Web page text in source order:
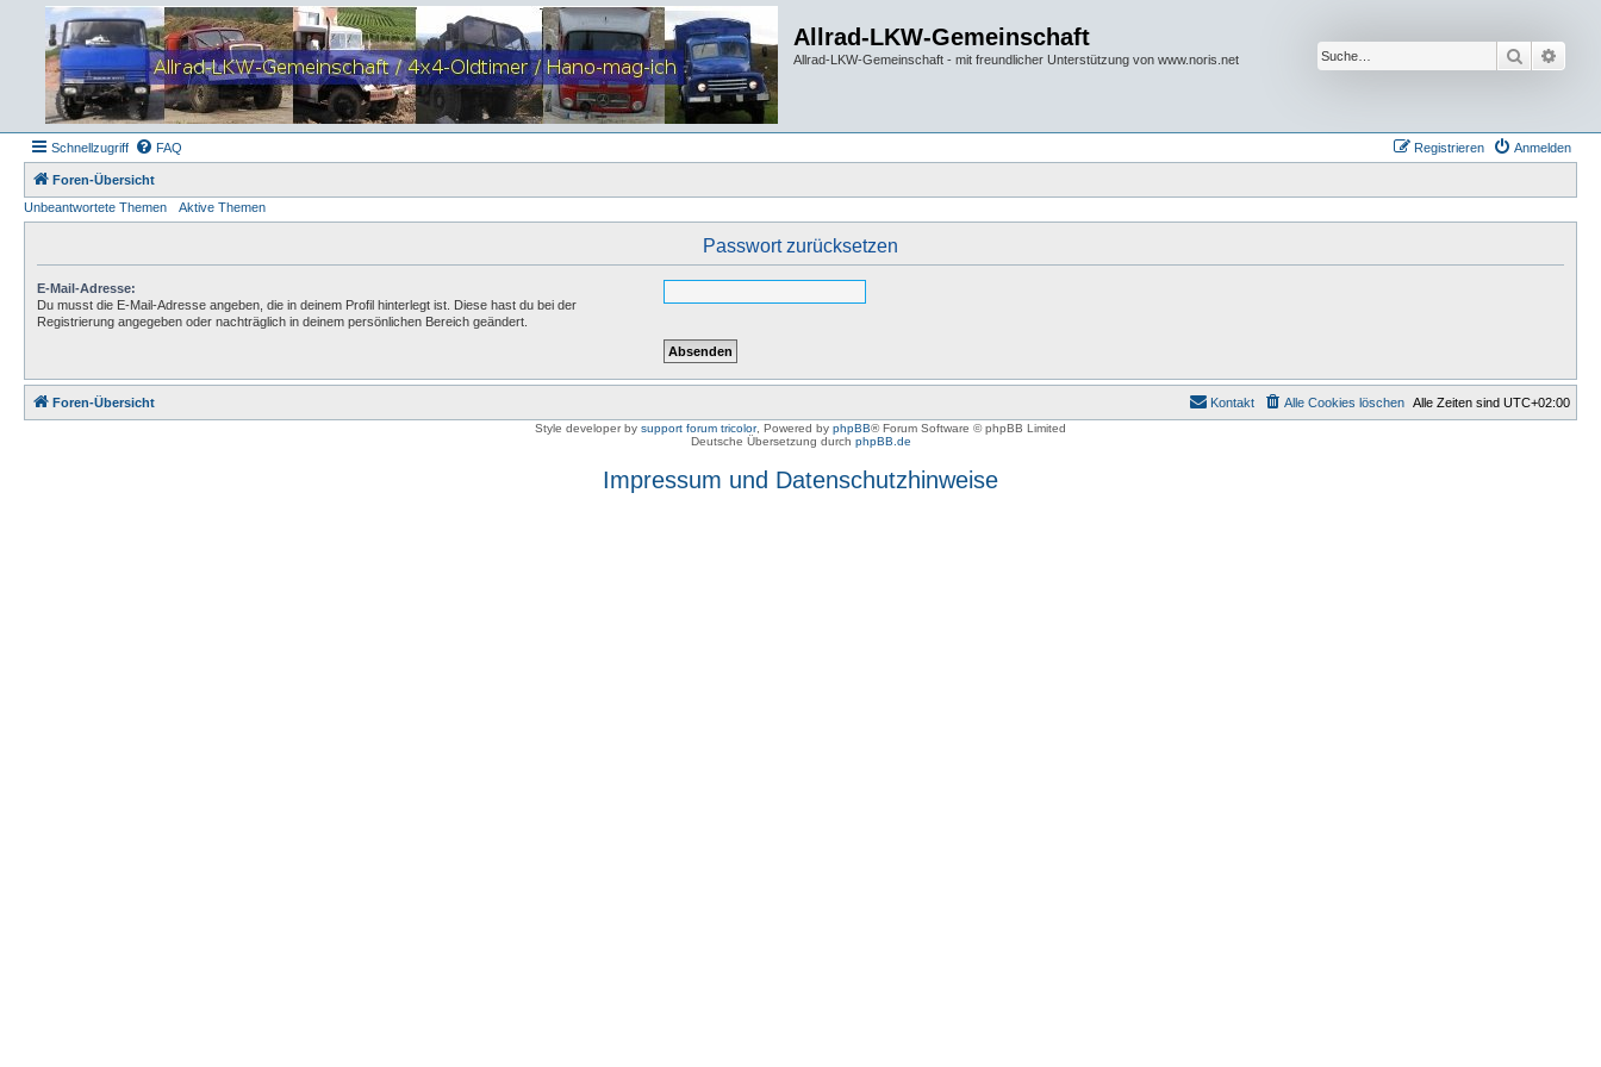
Allrad-LKW-Gemeinschaft
Allrad-LKW-Gemeinschaft - mit freundlicher Unterstützung von www.noris.net Suche
Schnellzugriff FAQ Anmelden
Registrieren
Foren-Übersicht
Unbeantwortete Themen
Aktive Themen
Passwort zurücksetzen
E-Mail-Adresse:
Du musst die E-Mail-Adresse angeben, die in deinem Profil hinterlegt ist. Diese hast du bei der
Registrierung angegeben oder nachträglich in deinem persönlichen Bereich geändert.
Foren-Übersicht Alle Zeiten sind UTC+02:00
Alle Cookies löschen
Kontakt
Style developer by support forum tricolor, Powered by phpBB® Forum Software © phpBB Limited
Deutsche Übersetzung durch phpBB.de
Impressum und Datenschutzhinweise